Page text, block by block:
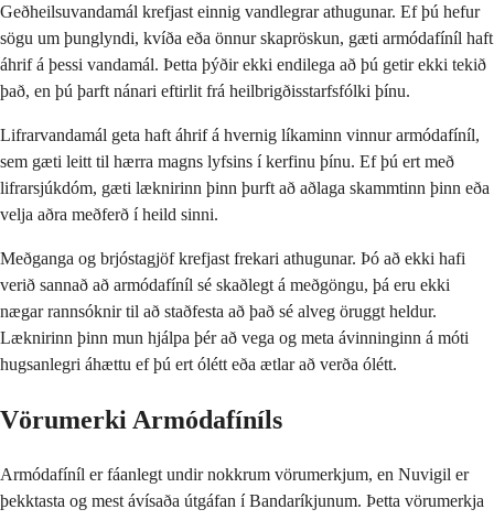
Geðheilsuvandamál krefjast einnig vandlegrar athugunar. Ef þú hefur
sögu um þunglyndi, kvíða eða önnur skapröskun, gæti armódafíníl haft
áhrif á þessi vandamál. Þetta þýðir ekki endilega að þú getir ekki tekið
það, en þú þarft nánari eftirlit frá heilbrigðisstarfsfólki þínu.
Lifrarvandamál geta haft áhrif á hvernig líkaminn vinnur armódafíníl,
sem gæti leitt til hærra magns lyfsins í kerfinu þínu. Ef þú ert með
lifrarsjúkdóm, gæti læknirinn þinn þurft að aðlaga skammtinn þinn eða
velja aðra meðferð í heild sinni.
Meðganga og brjóstagjöf krefjast frekari athugunar. Þó að ekki hafi
verið sannað að armódafíníl sé skaðlegt á meðgöngu, þá eru ekki
nægar rannsóknir til að staðfesta að það sé alveg öruggt heldur.
Læknirinn þinn mun hjálpa þér að vega og meta ávinninginn á móti
hugsanlegri áhættu ef þú ert ólétt eða ætlar að verða ólétt.
Vörumerki Armódafíníls
Armódafíníl er fáanlegt undir nokkrum vörumerkjum, en Nuvigil er
þekktasta og mest ávísaða útgáfan í Bandaríkjunum. Þetta vörumerkja